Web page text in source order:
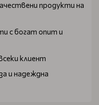
продукти на
с богат опит и
клиент
и надеждна